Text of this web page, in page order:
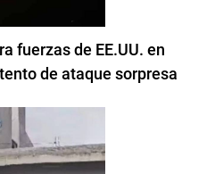
fuerzas de EE.UU. en
de ataque sorpresa